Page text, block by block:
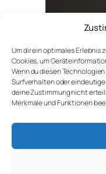
Um dir ein optimales Erlebnis
Cookies, um
Wenn du diesen
Surfverhalten oder
deine Zustimmung nicht
Merkmale und Funktionen
Cecilia Szabó Art